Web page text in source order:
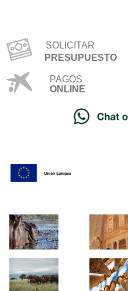
SOLICITAR
PRESUPUESTO
PAGOS
ONLINE